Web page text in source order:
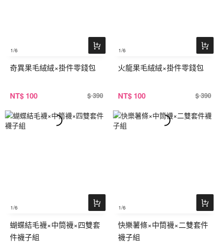
1/6
奇異果毛絨絨×掛件零錢包
NT$ 100 $ 390
1/6
火龍果毛絨絨×掛件零錢包
NT$ 100 $ 390
1/6
蝴蝶結毛襪×中筒襪×四雙套
件襪子組
1/6
快樂薯條×中筒襪×二雙套件
襪子組